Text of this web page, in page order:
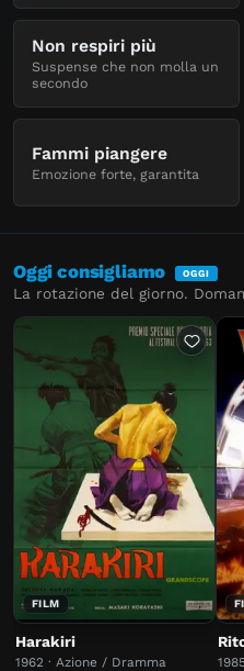
Non respiri più
Suspense che non molla un
secondo
Fammi piangere
Emozione forte, garantita
Oggi consigliamo
La rotazione del giorno.
FILM
Harakiri
1962 · Azione / Dramma